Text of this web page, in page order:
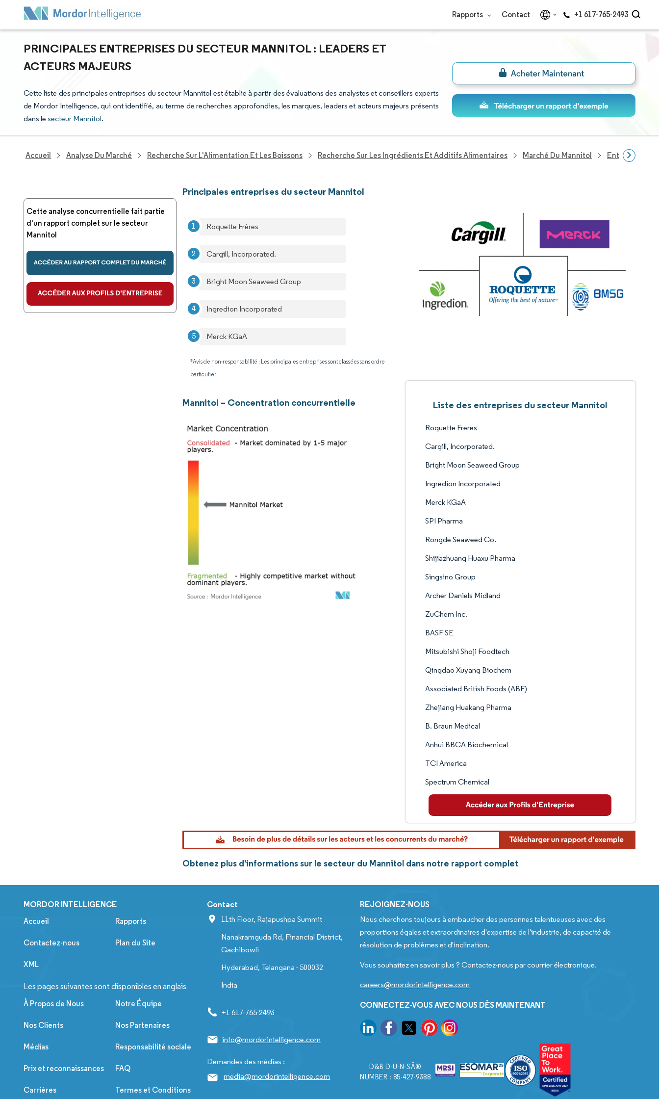
Rapports Contact +1 617-765-2493
PRINCIPALES ENTREPRISES DU SECTEUR MANNITOL : LEADERS ET
ACTEURS MAJEURS
Cette liste des principales entreprises du secteur Mannitol est établie à partir des évaluations des analystes et conseillers experts
de Mordor Intelligence, qui ont identifié, au terme de recherches approfondies, les marques, leaders et acteurs majeurs présents
dans le secteur Mannitol.
Accueil Analyse Du Marché Recherche Sur L'Alimentation Et Les Boissons Recherche Sur Les Ingrédients Et Additifs Alimentaires Marché Du Mannitol Entreprises
Cette analyse concurrentielle fait partie
d'un rapport complet sur le secteur
Mannitol
Principales entreprises du secteur Mannitol
Roquette Frères
Cargill, Incorporated.
Bright Moon Seaweed Group
Ingredion Incorporated
Merck KGaA
*Avis de non-responsabilité : Les principales entreprises sont classées sans ordre
particulier
Mannitol – Concentration concurrentielle Liste des entreprises du secteur Mannitol
Roquette Freres
Cargill, Incorporated.
Bright Moon Seaweed Group
Ingredion Incorporated
Merck KGaA
SPI Pharma
Rongde Seaweed Co.
Shijiazhuang Huaxu Pharma
Singsino Group
Archer Daniels Midland
ZuChem Inc.
BASF SE
Mitsubishi Shoji Foodtech
Qingdao Xuyang Biochem
Associated British Foods (ABF)
Zhejiang Huakang Pharma
B. Braun Medical
Anhui BBCA Biochemical
TCI America
Spectrum Chemical
Obtenez plus d'informations sur le secteur du Mannitol dans notre rapport complet
MORDOR INTELLIGENCE
Accueil Rapports
Contactez-nous Plan du Site
XML
Les pages suivantes sont disponibles en anglais
À Propos de Nous Notre Équipe
Nos Clients Nos Partenaires
Médias Responsabilité sociale
Prix et reconnaissances FAQ
Carrières Termes et Conditions
Contact
11th Floor, Rajapushpa Summit
Nanakramguda Rd, Financial District,
Gachibowli
Hyderabad, Telangana - 500032
India
+1 617-765-2493
info@mordorintelligence.com
Demandes des médias :
media@mordorintelligence.com
REJOIGNEZ-NOUS
Nous cherchons toujours à embaucher des personnes talentueuses avec des
proportions égales et extraordinaires d'expertise de l'industrie, de capacité de
résolution de problèmes et d'inclination.
Vous souhaitez en savoir plus ? Contactez-nous par courrier électronique.
careers@mordorintelligence.com
CONNECTEZ-VOUS AVEC NOUS DÈS MAINTENANT
D&B D-U-N-SÂ®
NUMBER : 85-427-9388